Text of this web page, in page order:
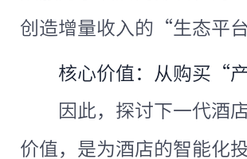
创造增量收入的“生态
核心价值：从购买“
因此，探讨下一代酒
价值，是为酒店的智能化